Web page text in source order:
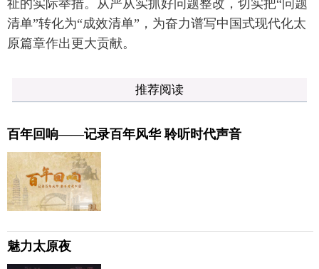
祉的实际举措。从严从实抓好问题整改，切实把“问题
清单”转化为“成效清单”，为奋力谱写中国式现代化太
原篇章作出更大贡献。
推荐阅读
百年回响——记录百年风华 聆听时代声音
魅力太原夜